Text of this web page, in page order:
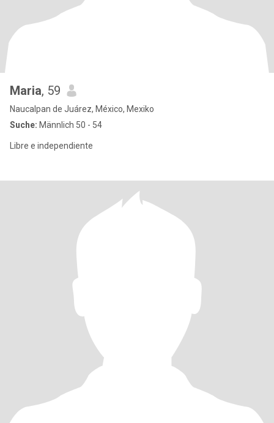
Maria, 59
Naucalpan de Juárez, México, Mexiko
Suche: Männlich 50 - 54
Libre e independiente